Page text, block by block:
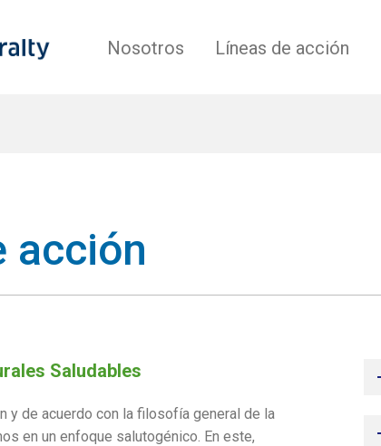
Nosotros Líneas de acción
acción
Saludables
y de acuerdo con la filosofía general de la
en un enfoque salutogénico. En este,